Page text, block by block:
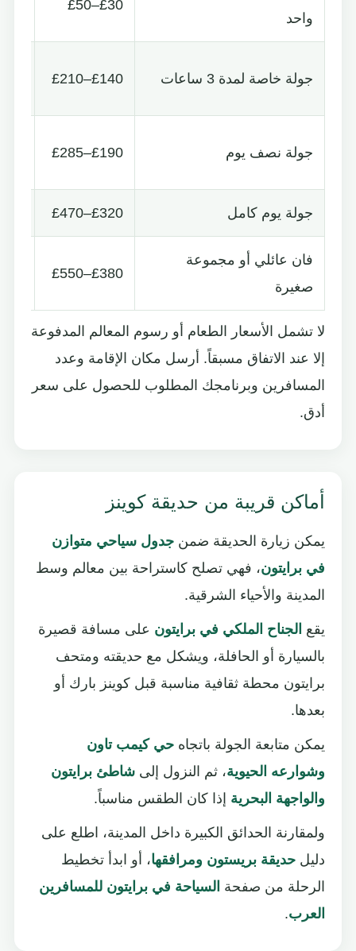
واحد
£30–£50
جولة خاصة لمدة 3 ساعات £140–£210
جولة نصف يوم £190–£285
جولة يوم كامل £320–£470
فان عائلي أو مجموعة
صغيرة
£380–£550
لا تشمل الأسعار الطعام أو رسوم المعالم المدفوعة
إلا عند الاتفاق مسبقاً. أرسل مكان الإقامة وعدد
المسافرين وبرنامجك المطلوب للحصول على سعر
أدق.
أماكن قريبة من حديقة كوينز
يمكن زيارة الحديقة ضمن جدول سياحي متوازن
في برايتون، فهي تصلح كاستراحة بين معالم وسط
المدينة والأحياء الشرقية.
يقع الجناح الملكي في برايتون على مسافة قصيرة
بالسيارة أو الحافلة، ويشكل مع حديقته ومتحف
برايتون محطة ثقافية مناسبة قبل كوينز بارك أو
بعدها.
يمكن متابعة الجولة باتجاه حي كيمب تاون
وشوارعه الحيوية، ثم النزول إلى شاطئ برايتون
والواجهة البحرية إذا كان الطقس مناسباً.
ولمقارنة الحدائق الكبيرة داخل المدينة، اطلع على
دليل حديقة بريستون ومرافقها، أو ابدأ تخطيط
الرحلة من صفحة السياحة في برايتون للمسافرين
العرب.